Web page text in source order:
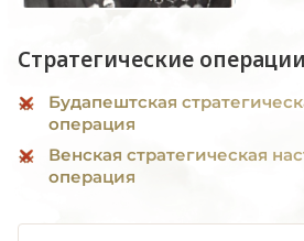
Стратегические операции
Будапештская
операция
Венская стратегическая
операция